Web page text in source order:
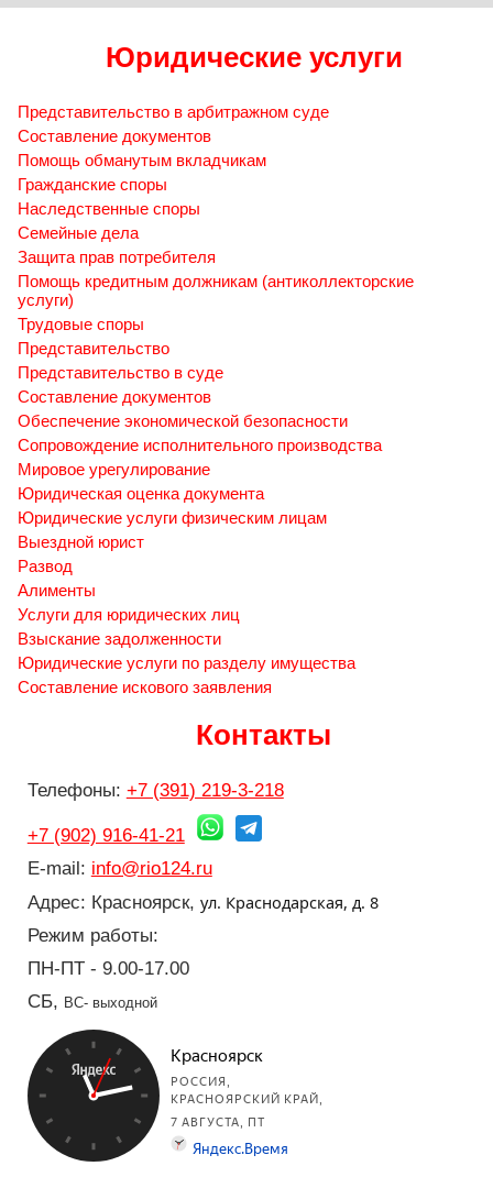
Юридические услуги
Представительство в арбитражном суде
Составление документов
Помощь обманутым вкладчикам
Гражданские споры
Наследственные споры
Семейные дела
Защита прав потребителя
Помощь кредитным должникам (антиколлекторские
услуги)
Трудовые споры
Представительство
Представительство в суде
Составление документов
Обеспечение экономической безопасности
Сопровождение исполнительного производства
Мировое урегулирование
Юридическая оценка документа
Юридические услуги физическим лицам
Выездной юрист
Развод
Алименты
Услуги для юридических лиц
Взыскание задолженности
Юридические услуги по разделу имущества
Составление искового заявления
Контакты
Телефоны: +7 (391) 219-3-218
+7 (902) 916-41-21
E-mail: info@rio124.ru
Адрес: Красноярск, ул. Краснодарская, д. 8
Режим работы:
ПН-ПТ - 9.00-17.00
СБ, ВС- выходной